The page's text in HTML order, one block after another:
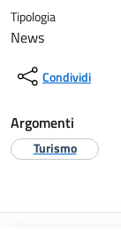
Tipologia
News
Condividi
Argomenti
Turismo